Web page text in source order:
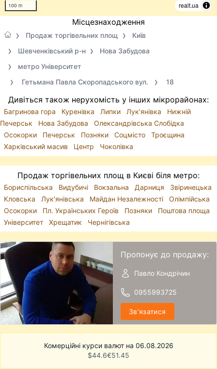
100 m realt.ua
Місцезнаходження
Продаж торгівельних площ
Київ
Шевченківський р-н
Нова Забудова
метро Університет
Гетьмана Павла Скоропадського вул.
18
Дивіться також нерухомість у інших мікрорайонах:
Багринова гора Куренівка Липки Лук’янівка
Нижній
Печерськ
Нова Забудова
Олександрівська Слобідка
Осокорки
Печерськ Позняки Соцмісто
Троєщина
Харківський масив
Центр Чоколівка
Продаж торгівельних площ в Києві біля метро:
Бориспільська Видубичі Вокзальна Дарниця
Звіринецька
Кловська
Лук'янівська Майдан Незалежності
Олімпійська
Осокорки
Пл. Українських Героїв Позняки
Поштова площа
Університет
Хрещатик Чернігівська
Пропонує до продажу:
Павло Кондрічин
0955993725
Звʼязатися
Комерційні курси валют на 06.08.2026
$44.6€51.45